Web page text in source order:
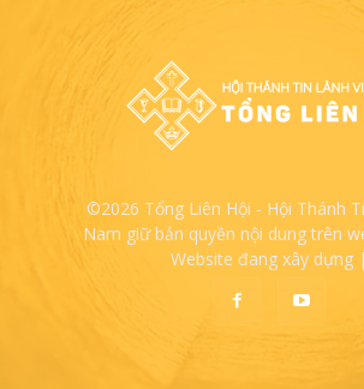
©2026 Tổng Liên Hội - Hội Thánh
Nam giữ bản quyền nội dung trên
Website đang xây dựng |